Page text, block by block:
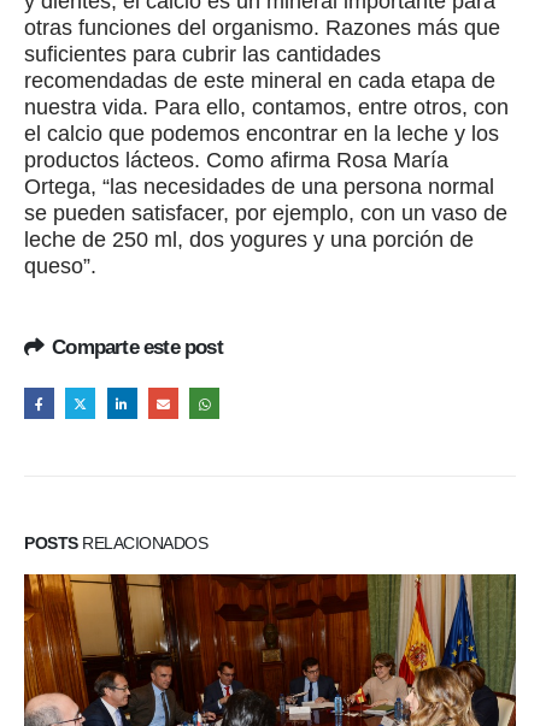
otras funciones del organismo. Razones más que
suficientes para cubrir las cantidades
recomendadas de este mineral en cada etapa de
nuestra vida. Para ello, contamos, entre otros, con
el calcio que podemos encontrar en la leche y los
productos lácteos. Como afirma Rosa María
Ortega, “las necesidades de una persona normal
se pueden satisfacer, por ejemplo, con un vaso de
leche de 250 ml, dos yogures y una porción de
queso”.
Comparte este post
POSTSRELACIONADOS